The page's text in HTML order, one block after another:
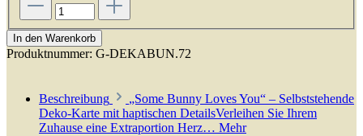
In den Warenkorb
Produktnummer: G-DEKABUN.72
Beschreibung
„Some Bunny Loves You“ – Selbststehende
Deko-Karte mit haptischen DetailsVerleihen Sie Ihrem
Zuhause eine Extraportion Herz… Mehr